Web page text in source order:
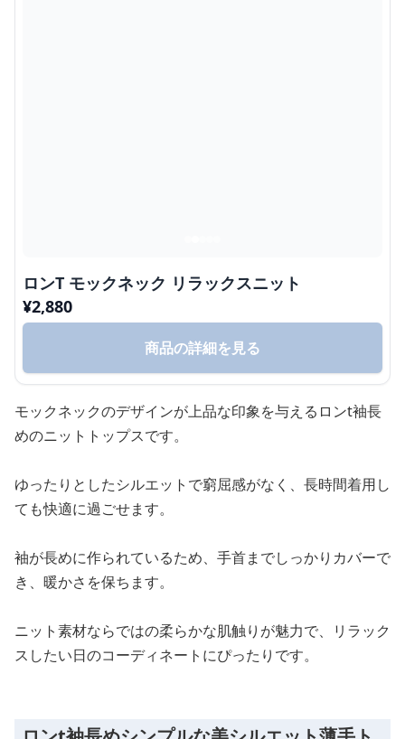
ロンT モックネック リラックスニット
¥2,880
商品の詳細を見る
モックネックのデザインが上品な印象を与えるロンt袖長
めのニットトップスです。
ゆったりとしたシルエットで窮屈感がなく、長時間着用し
ても快適に過ごせます。
袖が長めに作られているため、手首までしっかりカバーで
き、暖かさを保ちます。
ニット素材ならではの柔らかな肌触りが魅力で、リラック
スしたい日のコーディネートにぴったりです。